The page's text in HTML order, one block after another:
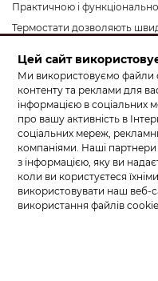
Практичною і
Термостати дозволяють
ідеальними для сімей з
температури, що вберігає
сучасний вигляд і чудово
Оптимальна висота
від підлоги.
Кухонний змішувач. Окрім
пропонуємо крани з
Ultra» – це шланг з
власноруч. Наповнити чи
Цей сайт
Ми використовуємо файли
контенту та реклами для
інформацією в соціальних
про вашу активність в
соціальних мереж,
компаніями. Наші
з інформацією, яку ви
коли ви користуєтеся
використовувати наш веб-
використання файлів